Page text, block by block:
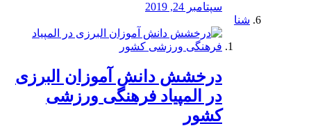
سپتامبر 24, 2019
شنا
درخشش دانش آموزان البرزی
در المپیاد فرهنگی ورزشی
کشور